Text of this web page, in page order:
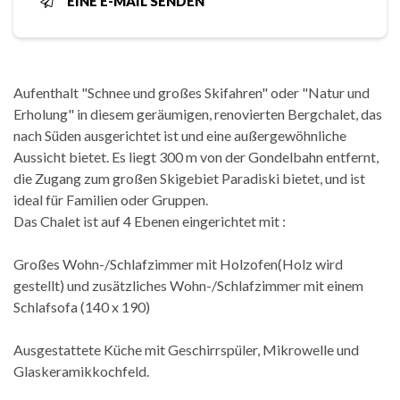
Aufenthalt "Schnee und großes Skifahren" oder "Natur und
Erholung" in diesem geräumigen, renovierten Bergchalet, das
nach Süden ausgerichtet ist und eine außergewöhnliche
Aussicht bietet. Es liegt 300 m von der Gondelbahn entfernt,
die Zugang zum großen Skigebiet Paradiski bietet, und ist
ideal für Familien oder Gruppen.
Das Chalet ist auf 4 Ebenen eingerichtet mit :
Großes Wohn-/Schlafzimmer mit Holzofen(Holz wird
gestellt) und zusätzliches Wohn-/Schlafzimmer mit einem
Schlafsofa (140 x 190)
Ausgestattete Küche mit Geschirrspüler, Mikrowelle und
Glaskeramikkochfeld.